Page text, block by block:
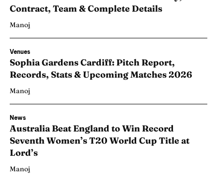
Contract, Team & Complete Details
Manoj
Venues
Sophia Gardens Cardiff: Pitch Report,
Records, Stats & Upcoming Matches 2026
Manoj
News
Australia Beat England to Win Record
Seventh Women’s T20 World Cup Title at
Lord’s
Manoj